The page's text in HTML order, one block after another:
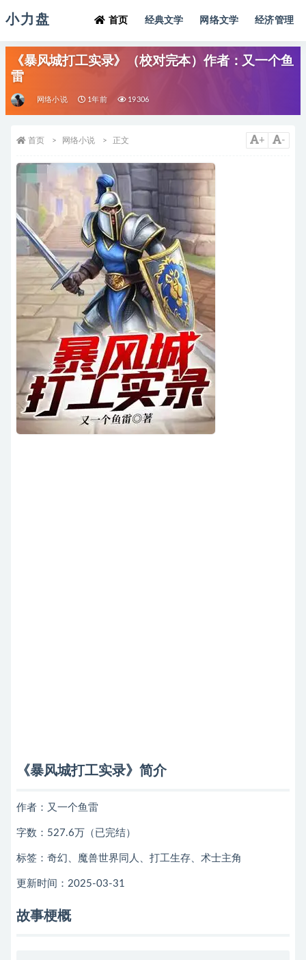
小力盘 首页 经典文学 网络文学 经济管理
《暴风城打工实录》（校对完本）作者：又一个鱼
雷
网络小说 1年前 19306
+ -
首页 网络小说 正文
《暴风城打工实录》简介
作者：又一个鱼雷
字数：527.6万（已完结）
标签：奇幻、魔兽世界同人、打工生存、术士主角
更新时间：2025-03-31
故事梗概